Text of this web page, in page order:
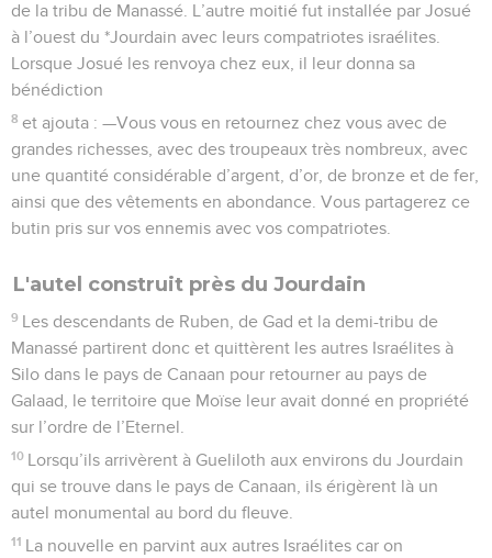
de la tribu de Manassé. L’autre moitié fut installée par Josué
à l’ouest du *Jourdain avec leurs compatriotes israélites.
Lorsque Josué les renvoya chez eux, il leur donna sa
bénédiction
8 et ajouta : —Vous vous en retournez chez vous avec de
grandes richesses, avec des troupeaux très nombreux, avec
une quantité considérable d’argent, d’or, de bronze et de fer,
ainsi que des vêtements en abondance. Vous partagerez ce
butin pris sur vos ennemis avec vos compatriotes.
L'autel construit près du Jourdain
9 Les descendants de Ruben, de Gad et la demi-tribu de
Manassé partirent donc et quittèrent les autres Israélites à
Silo dans le pays de Canaan pour retourner au pays de
Galaad, le territoire que Moïse leur avait donné en propriété
sur l’ordre de l’Eternel.
10 Lorsqu’ils arrivèrent à Gueliloth aux environs du Jourdain
qui se trouve dans le pays de Canaan, ils érigèrent là un
autel monumental au bord du fleuve.
11 La nouvelle en parvint aux autres Israélites car on